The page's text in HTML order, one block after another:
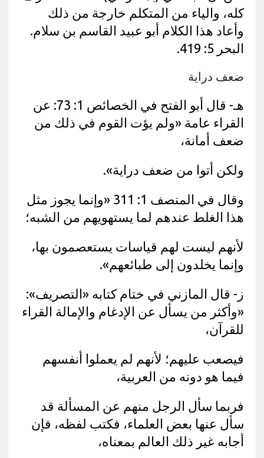
كله، والياء من المتكلم خارجة من ذلك
وأعاد هذا الكلام أبو عبيد القاسم بن سلام.
البحر 5: 419.
ضعف دراية
هـ- قال أبو الفتح في الخصائص 1: 73: عن
القراء عامة «ولم يؤت القوم في ذلك من
ضعف أمانة،
ولكن أتوا من ضعف دراية».
وقال في المنصف 1: 311 «وإنما يجوز مثل
هذا الغلط عندهم لما يستهويهم من الشبه؛
لأنهم ليست لهم قياسات يستعصمون بها،
وإنما يخلدون إلى طبائعهم».
ز- قال المازني في ختام كتابه «التصريف»:
«وأكثر من يسأل عن الإدغام والإمالة القراء
للقرآن،
فيصعب عليهم؛ لأنهم لم يعملوا أنفسهم
فيما هو دونه من العربية،
فربما سأل الرجل منهم عن المسألة قد
سأل عنها بعض العلماء، فكتب لفظه، فإن
أجابه غير ذلك العالم بمعناه،